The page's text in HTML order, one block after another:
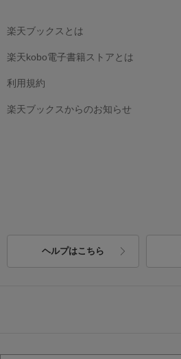
楽天ブックスとは
楽天kobo電子書籍ストアとは
利用規約
楽天ブックスからのお知らせ
ヘルプはこちら